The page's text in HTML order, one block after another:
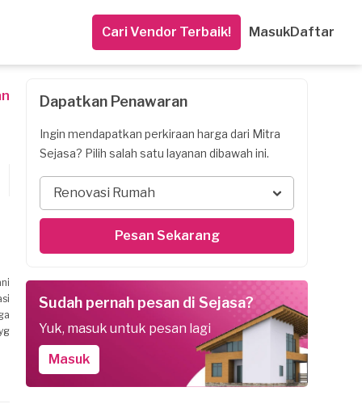
Cari Vendor Terbaik! MasukDaftar
Dapatkan Penawaran
Ingin mendapatkan perkiraan harga dari Mitra
Sejasa? Pilih salah satu layanan dibawah ini.
Renovasi Rumah
Pesan Sekarang
Sudah pernah pesan di Sejasa?
Yuk, masuk untuk pesan lagi
Masuk